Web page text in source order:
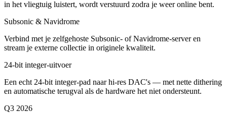
in het vliegtuig luistert, wordt verstuurd zodra je weer online bent.
Subsonic & Navidrome
Verbind met je zelfgehoste Subsonic- of Navidrome-server en
stream je externe collectie in originele kwaliteit.
24-bit integer-uitvoer
Een echt 24-bit integer-pad naar hi-res DAC's — met nette dithering
en automatische terugval als de hardware het niet ondersteunt.
Q3 2026